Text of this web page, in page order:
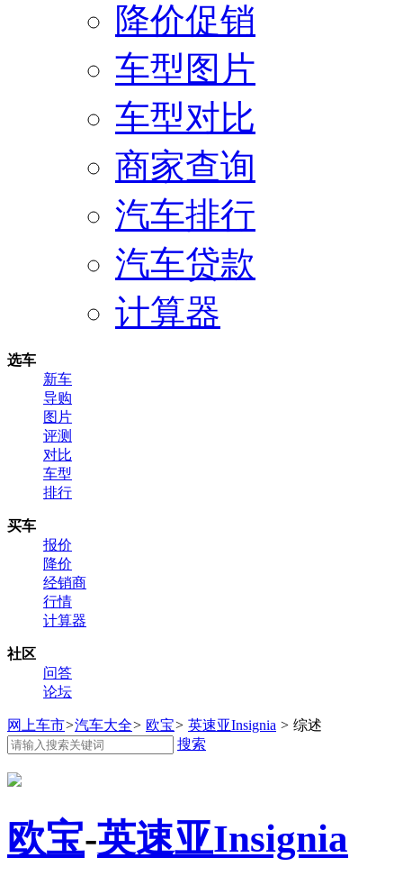
降价促销
车型图片
车型对比
商家查询
汽车排行
汽车贷款
计算器
选车
新车
导购
图片
评测
对比
车型
排行
买车
报价
降价
经销商
行情
计算器
社区
问答
论坛
网上车市>汽车大全> 欧宝> 英速亚Insignia > 综述
搜索
欧宝-英速亚Insignia